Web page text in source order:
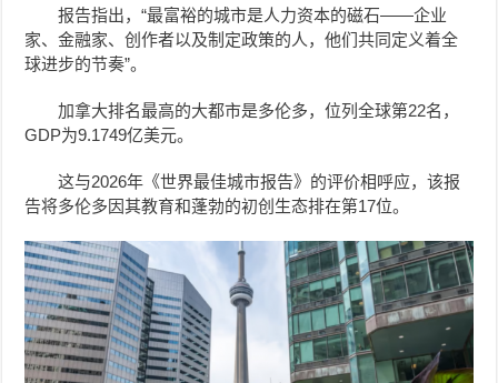
报告指出，“最富裕的城市是人力资本的磁石——企业
家、金融家、创作者以及制定政策的人，他们共同定义着全
球进步的节奏”。
加拿大排名最高的大都市是多伦多，位列全球第22名，
GDP为9.1749亿美元。
这与2026年《世界最佳城市报告》的评价相呼应，该报
告将多伦多因其教育和蓬勃的初创生态排在第17位。